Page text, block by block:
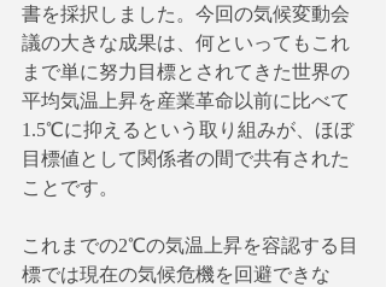
書を採択しました。今回の気候変動会
議の大きな成果は、何といってもこれ
まで単に努力目標とされてきた世界の
平均気温上昇を産業革命以前に比べて
1.5℃に抑えるという取り組みが、ほぼ
目標値として関係者の間で共有された
ことです。
これまでの2℃の気温上昇を容認する目
標では現在の気候危機を回避できな